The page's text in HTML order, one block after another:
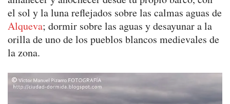
el sol y la luna reflejados sobre las calmas aguas de
Alqueva; dormir sobre las aguas y desayunar a la
orilla de uno de los pueblos blancos medievales de
la zona.